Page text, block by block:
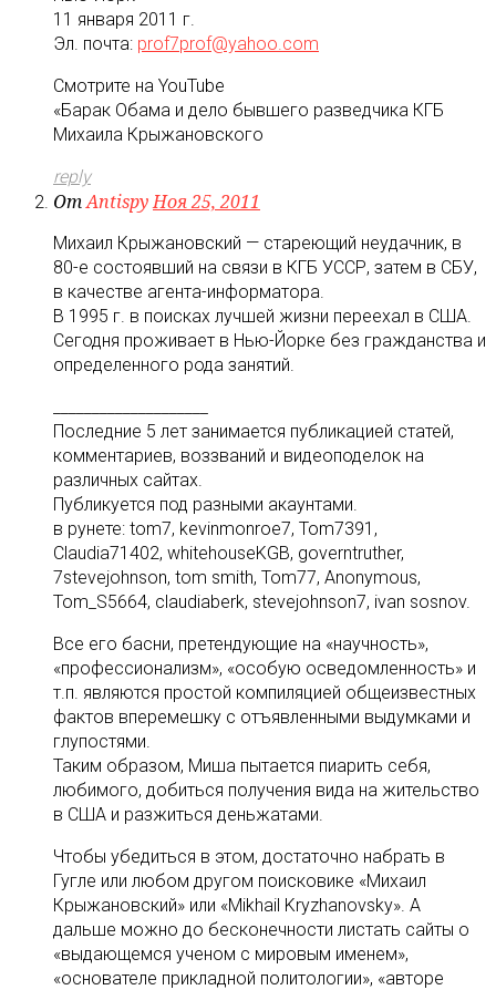
11 января 2011 г.
Эл. почта: prof7prof@yahoo.com
Смотрите на YouTube
«Барак Обама и дело бывшего разведчика КГБ
Михаила Крыжановского
reply
ОтAntispyНоя 25, 2011
Михаил Крыжановский — стареющий неудачник, в
80-е состоявший на связи в КГБ УССР, затем в СБУ,
в качестве агента-информатора.
В 1995 г. в поисках лучшей жизни переехал в США.
Сегодня проживает в Нью-Йорке без гражданства и
определенного рода занятий.
Последние 5 лет занимается публикацией статей,
комментариев, воззваний и видеоподелок на
различных сайтах.
Публикуется под разными акаунтами.
в рунете: tom7, kevinmonroe7, Tom7391,
Claudia71402, whitehouseKGB, governtruther,
7stevejohnson, tom smith, Tom77, Anonymous,
Tom_S5664, claudiaberk, stevejohnson7, ivan sosnov.
Все его басни, претендующие на «научность»,
«профессионализм», «особую осведомленность» и
т.п. являются простой компиляцией общеизвестных
фактов вперемешку с отъявленными выдумками и
глупостями.
Таким образом, Миша пытается пиарить себя,
любимого, добиться получения вида на жительство
в США и разжиться деньжатами.
Чтобы убедиться в этом, достаточно набрать в
Гугле или любом другом поисковике «Михаил
Крыжановский» или «Mikhail Kryzhanovsky». А
дальше можно до бесконечности листать сайты о
«выдающемся ученом с мировым именем»,
«основателе прикладной политологии», «авторе